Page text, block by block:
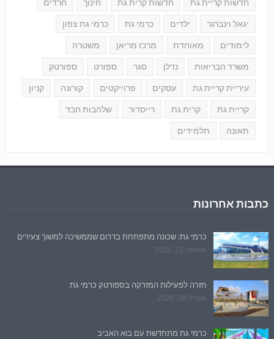
חדשות קריית גת חדשות קרית גת חינוך חרדים
יגאל וינברגר ילדים כרמי גת כרמי גת צפון
לימודים מאוחדת מרכז מריאן משטרה
משרד הבריאות נדלן סגר ספורט ספורטק
עיריית קריית גת עסקים פרוייקטים קורונה קניון
קריית גת קרית גת רייסדור שלהבות חבד
תאונה תלמידים
כתבות אחרונות
כרמי גת: שכונה מתפתחת בדרום שממשיכה למשוך צעירים
אוגוסט 22, 2025
חזרה לפעילות המזרקה בספורטק כרמי גת
אפריל 08, 2025
כרמי גת מתחדשת עם בוא האביב